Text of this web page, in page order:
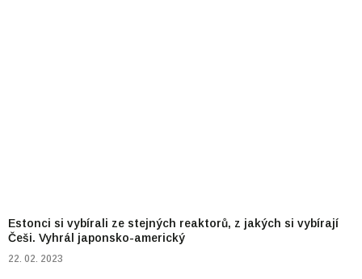
Estonci si vybírali ze stejných reaktorů, z jakých si vybírají
Češi. Vyhrál japonsko-americký
22. 02. 2023